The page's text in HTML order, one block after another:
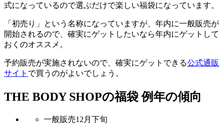
式になっているので選ぶだけで楽しい福袋になっています。
「初売り」という名称になっていますが、年内に一般販売が
開始されるので、確実にゲットしたいなら年内にゲットして
おくのオススメ。
予約販売が実施されないので、確実にゲットできる公式通販
サイト で買うのがよいでしょう。
THE BODY SHOPの福袋 例年の傾向
一般販売12月下旬